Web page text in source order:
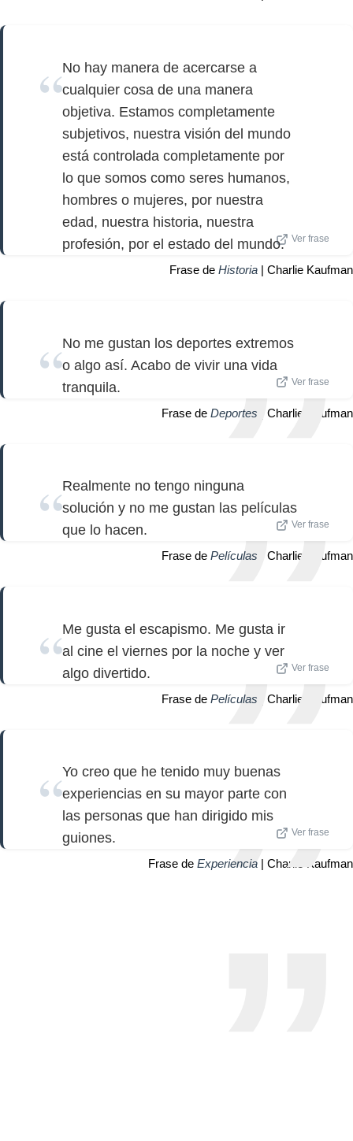
No hay manera de acercarse a
cualquier cosa de una manera
objetiva. Estamos completamente
subjetivos, nuestra visión del mundo
está controlada completamente por
lo que somos como seres humanos,
hombres o mujeres, por nuestra
edad, nuestra historia, nuestra
profesión, por el estado del mundo.
Ver frase
Frase de Historia | Charlie Kaufman
No me gustan los deportes extremos
o algo así. Acabo de vivir una vida
tranquila.
Ver frase
Frase de Deportes | Charlie Kaufman
Realmente no tengo ninguna
solución y no me gustan las películas
que lo hacen.
Ver frase
Frase de Películas | Charlie Kaufman
Me gusta el escapismo. Me gusta ir
al cine el viernes por la noche y ver
algo divertido.
Ver frase
Frase de Películas | Charlie Kaufman
Yo creo que he tenido muy buenas
experiencias en su mayor parte con
las personas que han dirigido mis
guiones.
Ver frase
Frase de Experiencia | Charlie Kaufman